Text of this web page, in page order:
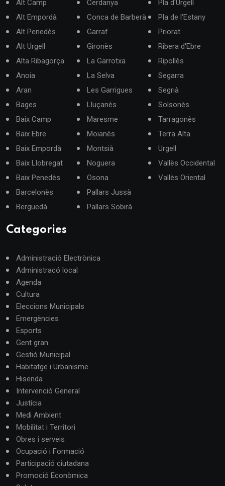
Alt Camp
Alt Empordà
Alt Penedès
Alt Urgell
Alta Ribagorça
Anoia
Aran
Bages
Baix Camp
Baix Ebre
Baix Empordà
Baix Llobregat
Baix Penedès
Barcelonès
Berguedà
Cerdanya
Conca de Barberà
Garraf
Gironès
La Garrotxa
La Selva
Les Garrigues
Lluçanès
Maresme
Moianès
Montsià
Noguera
Osona
Pallars Jussà
Pallars Sobirà
Pla d'Urgell
Pla de l'Estany
Priorat
Ribera d'Ebre
Ripollès
Segarra
Segrià
Solsonès
Tarragonès
Terra Alta
Urgell
Vallès Occidental
Vallès Oriental
Categories
Administració Electrònica
Administracó local
Agenda
Cultura
Eleccions Municipals
Emergències
Esports
Gent gran
Gestió Municipal
Habitatge i Urbanisme
Hisenda
Intervenció General
Justícia
Medi Ambient
Mobilitat i Territori
Obres i serveis
Ocupació i Formació
Participació ciutadana
Promoció Econòmica